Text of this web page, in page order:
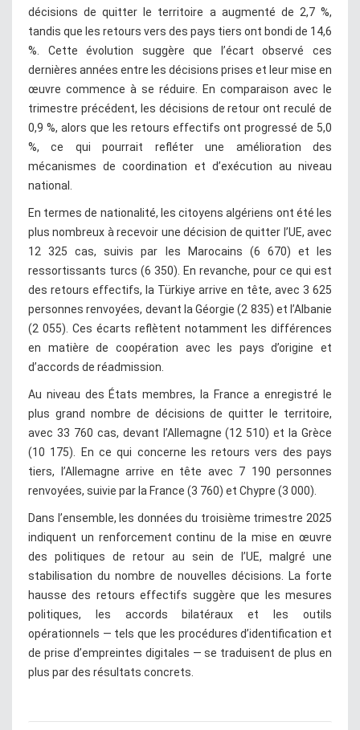
décisions de quitter le territoire a augmenté de 2,7 %,
tandis que les retours vers des pays tiers ont bondi de 14,6
%. Cette évolution suggère que l’écart observé ces
dernières années entre les décisions prises et leur mise en
œuvre commence à se réduire. En comparaison avec le
trimestre précédent, les décisions de retour ont reculé de
0,9 %, alors que les retours effectifs ont progressé de 5,0
%, ce qui pourrait refléter une amélioration des
mécanismes de coordination et d’exécution au niveau
national.
En termes de nationalité, les citoyens algériens ont été les
plus nombreux à recevoir une décision de quitter l’UE, avec
12 325 cas, suivis par les Marocains (6 670) et les
ressortissants turcs (6 350). En revanche, pour ce qui est
des retours effectifs, la Türkiye arrive en tête, avec 3 625
personnes renvoyées, devant la Géorgie (2 835) et l’Albanie
(2 055). Ces écarts reflètent notamment les différences
en matière de coopération avec les pays d’origine et
d’accords de réadmission.
Au niveau des États membres, la France a enregistré le
plus grand nombre de décisions de quitter le territoire,
avec 33 760 cas, devant l’Allemagne (12 510) et la Grèce
(10 175). En ce qui concerne les retours vers des pays
tiers, l’Allemagne arrive en tête avec 7 190 personnes
renvoyées, suivie par la France (3 760) et Chypre (3 000).
Dans l’ensemble, les données du troisième trimestre 2025
indiquent un renforcement continu de la mise en œuvre
des politiques de retour au sein de l’UE, malgré une
stabilisation du nombre de nouvelles décisions. La forte
hausse des retours effectifs suggère que les mesures
politiques, les accords bilatéraux et les outils
opérationnels — tels que les procédures d’identification et
de prise d’empreintes digitales — se traduisent de plus en
plus par des résultats concrets.